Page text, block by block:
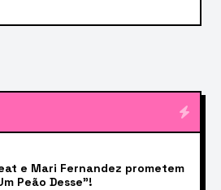
e Mari Fernandez prometem
Peão Desse”!